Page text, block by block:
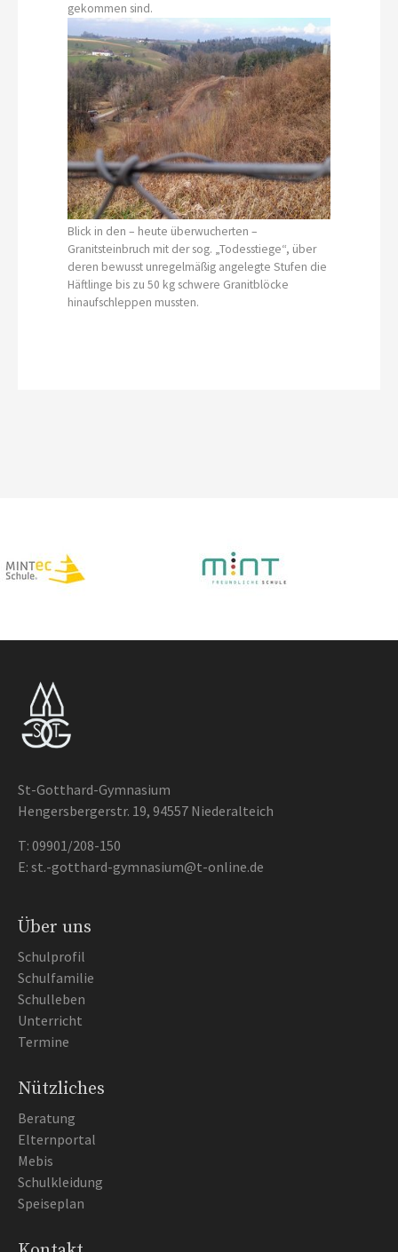
gekommen sind.
Blick in den – heute überwucherten –
Granitsteinbruch mit der sog. „Todesstiege“, über
deren bewusst unregelmäßig angelegte Stufen die
Häftlinge bis zu 50 kg schwere Granitblöcke
hinaufschleppen mussten.
St-Gotthard-Gymnasium
Hengersbergerstr. 19, 94557 Niederalteich
T: 09901/208-150
E: st.-gotthard-gymnasium@t-online.de
Über uns
Schulprofil
Schulfamilie
Schulleben
Unterricht
Termine
Nützliches
Beratung
Elternportal
Mebis
Schulkleidung
Speiseplan